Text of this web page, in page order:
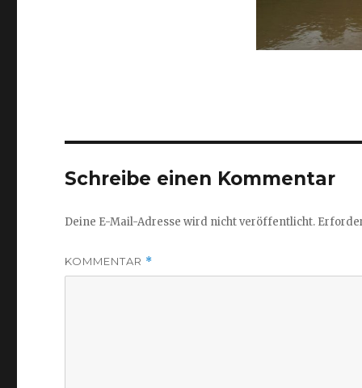
Schreibe einen Kommentar
Deine E-Mail-Adresse wird nicht veröffentlicht.
KOMMENTAR *